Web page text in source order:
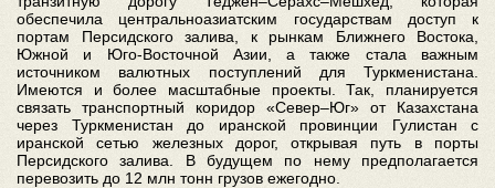
обеспечила центральноазиатским государствам доступ к
портам Персидского залива, к рынкам Ближнего Востока,
Южной и Юго-Восточной Азии, а также стала важным
источником валютных поступлений для Туркменистана.
Имеются и более масштабные проекты. Так, планируется
связать транспортный коридор «Север–Юг» от Казахстана
через Туркменистан до иранской провинции Гулистан с
иранской сетью железных дорог, открывая путь в порты
Персидского залива. В будущем по нему предполагается
перевозить до 12 млн тонн грузов ежегодно.